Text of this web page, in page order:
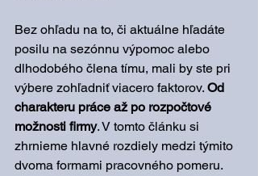
Bez ohľadu na to, či aktuálne hľadáte
posilu na sezónnu výpomoc alebo
dlhodobého člena tímu, mali by ste pri
výbere zohľadniť viacero faktorov. Od
charakteru práce až po rozpočtové
možnosti firmy. V tomto článku si
zhrnieme hlavné rozdiely medzi týmito
dvoma formami pracovného pomeru.